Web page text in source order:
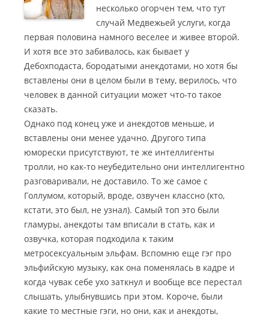
несколько огорчен тем, что тут
случай Медвежьей услуги, когда
первая половина намного веселее и живее второй.
И хотя все это забивалось, как бывает у
Дебохподаста, бородатыми анекдотами, но хотя бы
вставлены они в целом были в тему, верилось, что
человек в данной ситуации может что-то такое
сказать.
Однако под конец уже и анекдотов меньше, и
вставлены они менее удачно. Другого типа
юморески присутствуют, те же интеллигенты
тролли, но как-то неубедительно они интеллигентно
разговаривали, не доставило. То же самое с
Голлумом, который, вроде, озвучен классно (кто,
кстати, это был, не узнал). Самый топ это были
гламуры, анекдоты там вписали в стать, как и
озвучка, которая подходила к таким
метросексуальным эльфам. Вспомню еще гэг про
эльфийскую музыку, как она поменялась в кадре и
когда чувак себе ухо заткнул и вообще все перестал
слышать, улыбнувшись при этом. Короче, были
какие то местные гэги, но они, как и анекдоты,